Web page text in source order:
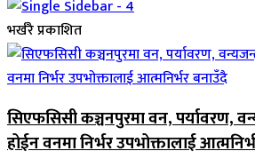
भर्खरै प्रकाशित
सिएफसिसी कञ्चनपुरमा वन, पर्यावरण,
होईन वनमा निर्भर उपभोक्तालाई